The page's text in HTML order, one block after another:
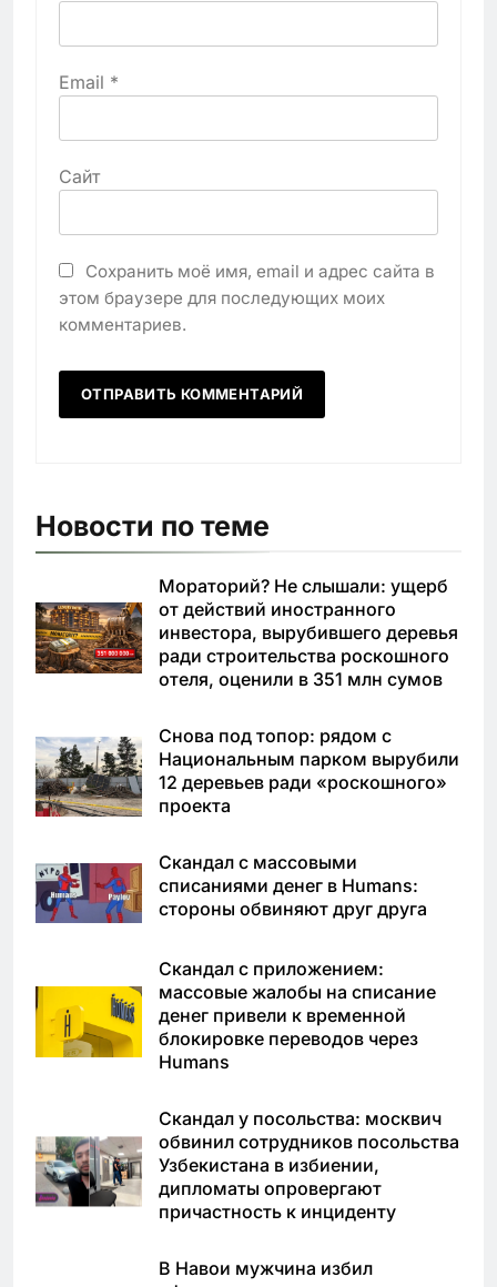
Email *
Сайт
Сохранить моё имя, email и адрес сайта в
этом браузере для последующих моих
комментариев.
Новости по теме
Мораторий? Не слышали: ущерб
от действий иностранного
инвестора, вырубившего деревья
ради строительства роскошного
отеля, оценили в 351 млн сумов
Снова под топор: рядом с
Национальным парком вырубили
12 деревьев ради «роскошного»
проекта
Скандал с массовыми
списаниями денег в Humans:
стороны обвиняют друг друга
Скандал с приложением:
массовые жалобы на списание
денег привели к временной
блокировке переводов через
Humans
Скандал у посольства: москвич
обвинил сотрудников посольства
Узбекистана в избиении,
дипломаты опровергают
причастность к инциденту
В Навои мужчина избил